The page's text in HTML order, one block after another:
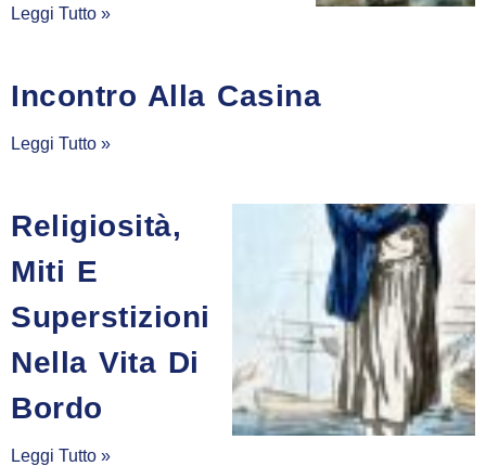
Leggi Tutto »
Incontro Alla Casina
Leggi Tutto »
Religiosità,
Miti E
Superstizioni
Nella Vita Di
Bordo
Leggi Tutto »